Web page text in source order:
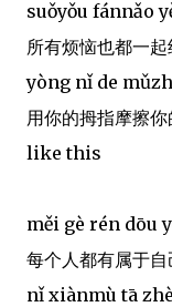
suǒyǒu fánnǎo
所有烦恼也都一起
yòng nǐ de
用你的拇指摩擦
like this
měi gè rén dōu
每个人都有属于自
nǐ xiànmù tā